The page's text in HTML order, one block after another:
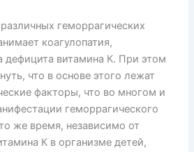
геморрагических
коагулопатия,
дефицита витамина К. При этом
что в основе этого лежат
факторы, что во многом и
геморрагического
же время, независимо от
К в организме детей,